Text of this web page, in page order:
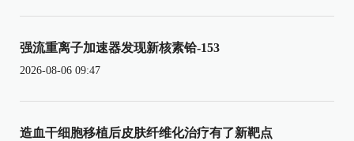
强流重离子加速器发现新核素铪-153
2026-08-06 09:47
造血干细胞移植后皮肤纤维化治疗有了新靶点